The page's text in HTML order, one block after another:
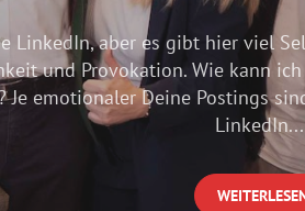
aber es gibt hier viel
Wie kann ich mit
Deine Postings sind, desto
LinkedIn....
WEITERLESEN